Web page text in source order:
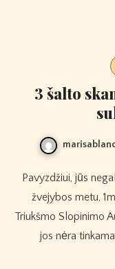
3 šalto
Pavyzdžiui, jūs negalite parduoti žuvies, sugautos sportinės
žvejybos metu,
Triukšmo Slopinimo
jos nėra